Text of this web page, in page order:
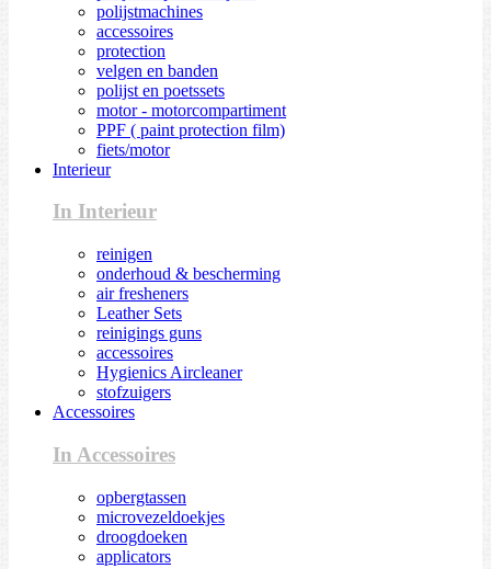
polijstmachines
accessoires
protection
velgen en banden
polijst en poetssets
motor - motorcompartiment
PPF ( paint protection film)
fiets/motor
Interieur
In Interieur
reinigen
onderhoud & bescherming
air fresheners
Leather Sets
reinigings guns
accessoires
Hygienics Aircleaner
stofzuigers
Accessoires
In Accessoires
opbergtassen
microvezeldoekjes
droogdoeken
applicators